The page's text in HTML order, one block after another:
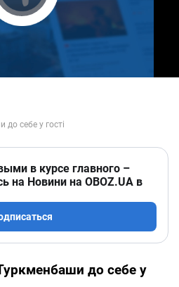
Video
в курсе главного –
на Новини на OBOZ.UA в
до себе у